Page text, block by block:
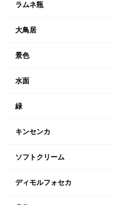
ラムネ瓶
大鳥居
景色
水面
緑
キンセンカ
ソフトクリーム
ディモルフォセカ